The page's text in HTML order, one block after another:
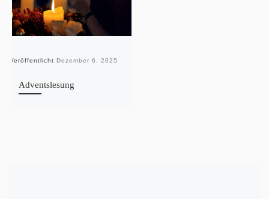
Veröffentlicht Dezember 6, 2025
Adventslesung